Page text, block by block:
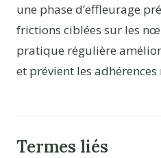
une phase d’effleurage
frictions ciblées sur les
pratique régulière
et prévient les
Termes liés